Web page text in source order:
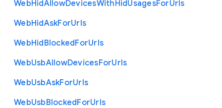
WebHidAllowDevicesWithHidUsagesForUrls
WebHidAskForUrls
WebHidBlockedForUrls
WebUsbAllowDevicesForUrls
WebUsbAskForUrls
WebUsbBlockedForUrls